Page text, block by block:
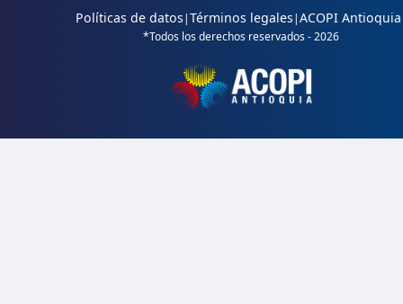
Políticas de datos|Términos legales|ACOPI Antioquia
*Todos los derechos reservados - 2026